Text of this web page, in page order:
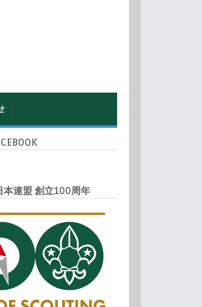
本連盟 創立100周年